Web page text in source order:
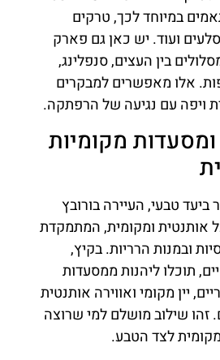
במיוחד לכך, טרקים
ועוד. יש כאן גם פארק
בין העצים, סנפלינג,
אלו מאפשרים למבקרים
ויפה עם נגיעה של הרפתקה.
מקומיות
טבעי, העיירה בורובץ
אותנטית ומקומית, המתמקדת
ובמנות הרריות. בקיץ,
תוכלו ליהנות ממסעדות
יין מקומי ואווירה אותנטית
זהו שילוב מושלם למי שרוצה
לצד הטבע.